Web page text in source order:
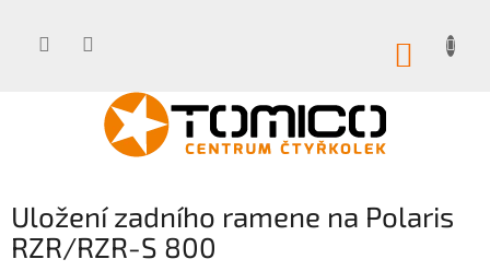
Uložení zadního ramene na Polaris
RZR/RZR-S 800